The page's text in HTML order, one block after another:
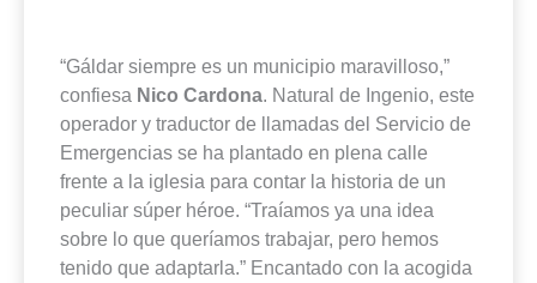
“Gáldar siempre es un municipio maravilloso,”
confiesa Nico Cardona. Natural de Ingenio, este
operador y traductor de llamadas del Servicio de
Emergencias se ha plantado en plena calle
frente a la iglesia para contar la historia de un
peculiar súper héroe. “Traíamos ya una idea
sobre lo que queríamos trabajar, pero hemos
tenido que adaptarla.” Encantado con la acogida